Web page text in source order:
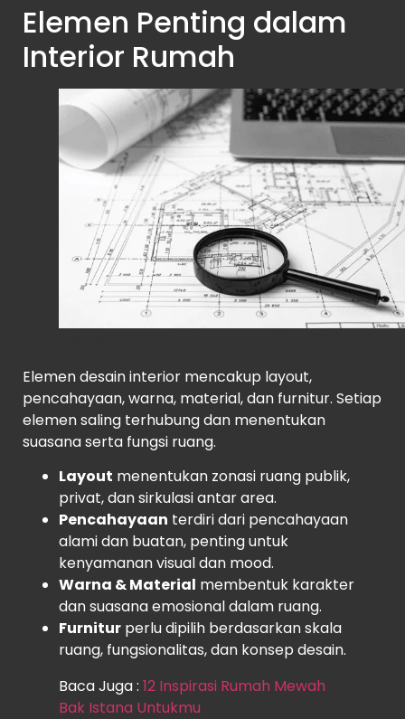
Elemen Penting dalam
Interior Rumah
Elemen desain interior mencakup layout,
pencahayaan, warna, material, dan furnitur. Setiap
elemen saling terhubung dan menentukan
suasana serta fungsi ruang.
Layout menentukan zonasi ruang publik,
privat, dan sirkulasi antar area.
Pencahayaan terdiri dari pencahayaan
alami dan buatan, penting untuk
kenyamanan visual dan mood.
Warna & Material membentuk karakter
dan suasana emosional dalam ruang.
Furnitur perlu dipilih berdasarkan skala
ruang, fungsionalitas, dan konsep desain.
Baca Juga : 12 Inspirasi Rumah Mewah
Bak Istana Untukmu